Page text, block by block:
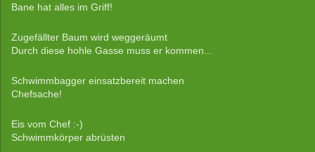
Bane hat alles im Griff!
Zugefällter Baum wird weggeräumt
Durch diese hohle Gasse muss er kommen...
Schwimmbagger einsatzbereit machen
Chefsache!
Eis vom Chef :-)
Schwimmkörper abrüsten